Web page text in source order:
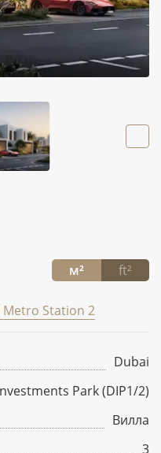
м² ft²
Metro Station 2
Dubai
Park (DIP1/2)
Вилла
3